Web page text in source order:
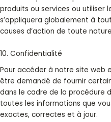
produits ou services ou utiliser
s’appliquera globalement à
causes d’action de toute
10. Confidentialité
Pour accéder à notre site web
être demandé de fournir
dans le cadre de la procédure
toutes les informations que
exactes, correctes et à jour.